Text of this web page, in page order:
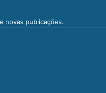
novas publicações.